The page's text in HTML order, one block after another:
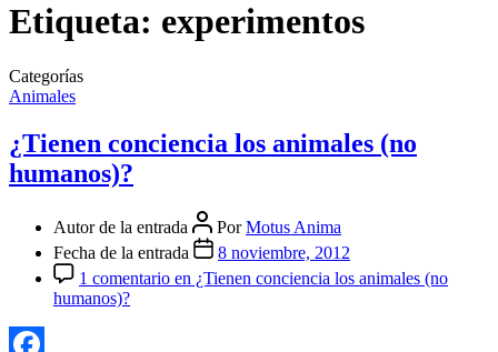
Etiqueta: experimentos
Categorías
Animales
¿Tienen conciencia los animales (no
humanos)?
Autor de la entrada PorMotus Anima
Fecha de la entrada
8 noviembre, 2012
1 comentario en ¿Tienen conciencia los animales (no
humanos)?